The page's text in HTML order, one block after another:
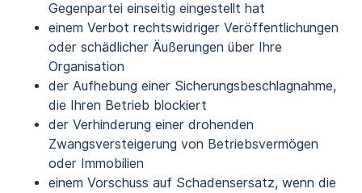
Gegenpartei einseitig eingestellt hat
einem Verbot rechtswidriger Veröffentlichungen
oder schädlicher Äußerungen über Ihre
Organisation
der Aufhebung einer Sicherungsbeschlagnahme,
die Ihren Betrieb blockiert
der Verhinderung einer drohenden
Zwangsversteigerung von Betriebsvermögen
oder Immobilien
einem Vorschuss auf Schadensersatz, wenn die